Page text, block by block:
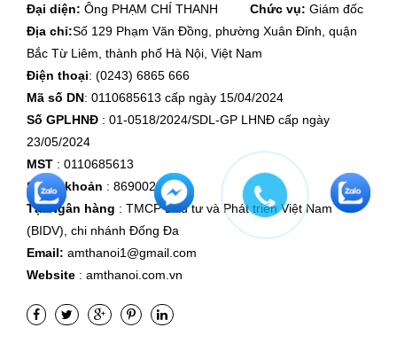
Đại diện: Ông PHẠM CHÍ THANH Chức vụ: Giám đốc
Địa chỉ:Số 129 Phạm Văn Đồng, phường Xuân Đỉnh, quận
Bắc Từ Liêm, thành phố Hà Nội, Việt Nam
Điện thoại: (0243) 6865 666
Mã số DN: 0110685613 cấp ngày 15/04/2024
Số GPLHNĐ : 01-0518/2024/SDL-GP LHNĐ cấp ngày
23/05/2024
MST : 0110685613
Số tài khoản : 8690023648
Tại Ngân hàng : TMCP Đầu tư và Phát triển Việt Nam
(BIDV), chi nhánh Đống Đa
Email: amthanoi1@gmail.com
Website : amthanoi.com.vn